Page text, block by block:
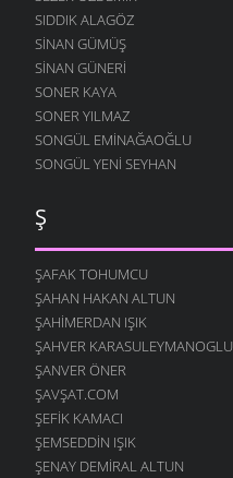
SIDDIK ALAGÖZ
SINAN GÜMÜŞ
SINAN GÜNERI
SONER KAYA
SONER YILMAZ
SONGÜL EMINAĞAOĞLU
SONGÜL YENI SEYHAN
Ş
ŞAFAK TOHUMCU
ŞAHAN HAKAN ALTUN
ŞAHIMERDAN IŞIK
ŞAHVER KARASULEYMANOGLU
ŞANVER ÖNER
ŞAVŞAT.COM
ŞEFIK KAMACI
ŞEMSEDDIN IŞIK
ŞENAY DEMIRAL ALTUN